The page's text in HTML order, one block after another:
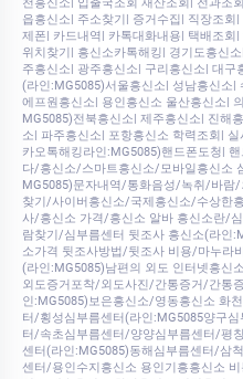
천흥신소| 입출국조회 재산조회| 전과조
읍흥신소| 주소찾기| 증거수집| 직장조
제폰| 카드내역| 카톡대화내용| 택배조
위치찾기| 흥신소카톡해킹| 경기도흥신
주흥신소| 광주흥신소| 구리흥신소| 대
(라인:MG5085)서울흥신소| 성남흥신소|
에프원흥신소| 용인흥신소 울산흥신소|
MG5085)전북흥신소| 제주흥신소| 진해
소| 파주흥신소| 포항흥신소 학력조회|
카오톡해킹라인:MG5085)핸드폰도청|
다/흥신소/스마트흥신소/모바일흥신소
MG5085)문자내역/통화음성/녹취/바
찾기/사이버흥신소/국제흥신소/수상한
사/흥신소 가격/흥신소 알바 흥신소란/
람찾기/심부름센터 뒷조사 흥신소(라인
소가격 뒷조사방법/뒷조사 비용/마누라
(라인:MG5085)남편의 외도 인터넷흥
외도증거포착/외도사진/간통증거/간통
인:MG5085)보은흥신소/영동흥신소 화
터/횡성심부름센터(라인:MG5085양구
터/속초심부름센터/양양심부름센터/평
센터(라인:MG5085)동해심부름센터/삼
센터/용인수지흥신소 용인기흥흥신소